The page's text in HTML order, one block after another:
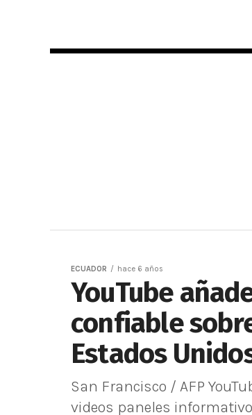
ECUADOR hace 6 años
YouTube
confiable
Estados
San Francisco / AFP
videos paneles